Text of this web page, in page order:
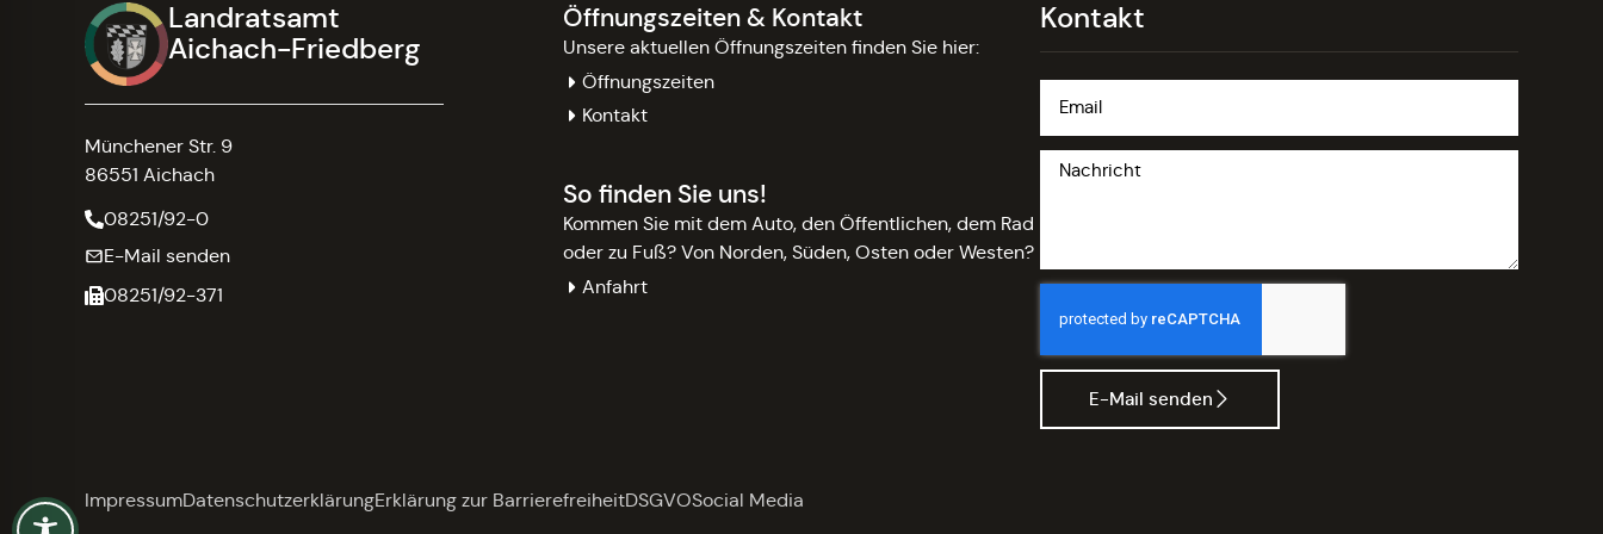
Landratsamt
Aichach-Friedberg
Münchener Str. 9
86551 Aichach
08251/92-0
E-Mail senden
08251/92-371
Öffnungszeiten & Kontakt
Unsere aktuellen Öffnungszeiten finden Sie hier:
Öffnungszeiten
Kontakt
So finden Sie uns!
Kommen Sie mit dem Auto, den Öffentlichen, dem Rad
oder zu Fuß? Von Norden, Süden, Osten oder Westen?
Anfahrt
Kontakt
E-Mail senden
ImpressumDatenschutzerklärungErklärung zur BarrierefreiheitDSGVOSocial Media